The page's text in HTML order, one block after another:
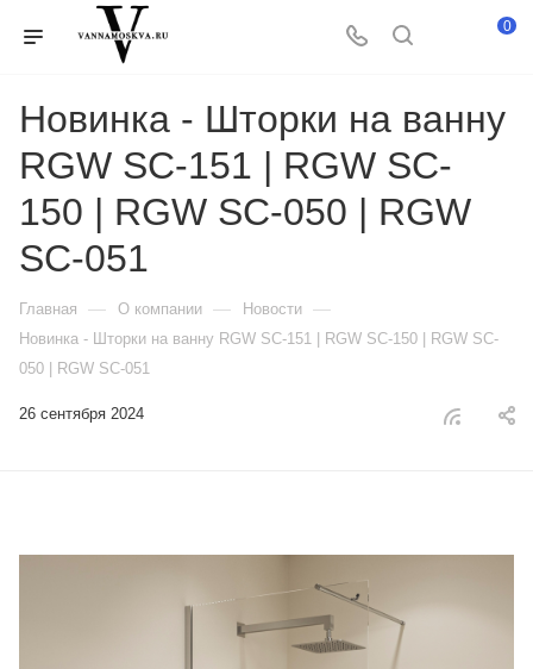
0
Новинка - Шторки на ванну
RGW SC-151 | RGW SC-
150 | RGW SC-050 | RGW
SC-051
Главная — О компании — Новости —
Новинка - Шторки на ванну RGW SC-151 | RGW SC-150 | RGW SC-
050 | RGW SC-051
26 сентября 2024